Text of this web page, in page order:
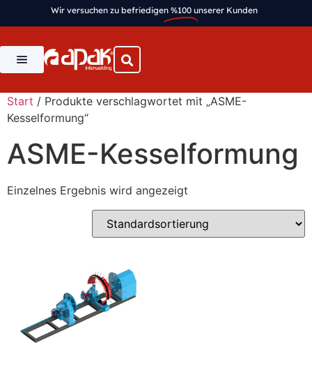
Wir versuchen zu befriedigen %100 unserer Kunden
Start / Produkte verschlagwortet mit „ASME-
Kesselformung“
ASME-Kesselformung
Einzelnes Ergebnis wird angezeigt